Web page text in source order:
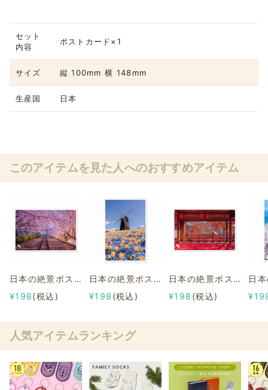
セット
内容
ポストカード×1
サイズ 縦 100mm 横 148mm
生産国 日本
このアイテムを見た人へのおすすめアイテム
日本の絶景ポストカード ～春～ 蹴上インクライン/京都
¥198(税込)
日本の絶景ポストカード ～春～ 花博記念公園鶴見緑地/大阪
¥198 (税込)
日本の絶景ポストカード ～秋～ 柳谷観音/京都
¥198 (税込)
人気アイテムランキング